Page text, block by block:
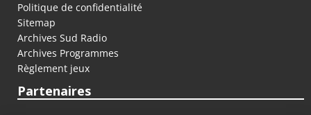
Politique de confidentialité
Sitemap
Archives Sud Radio
Archives Programmes
Règlement jeux
Partenaires